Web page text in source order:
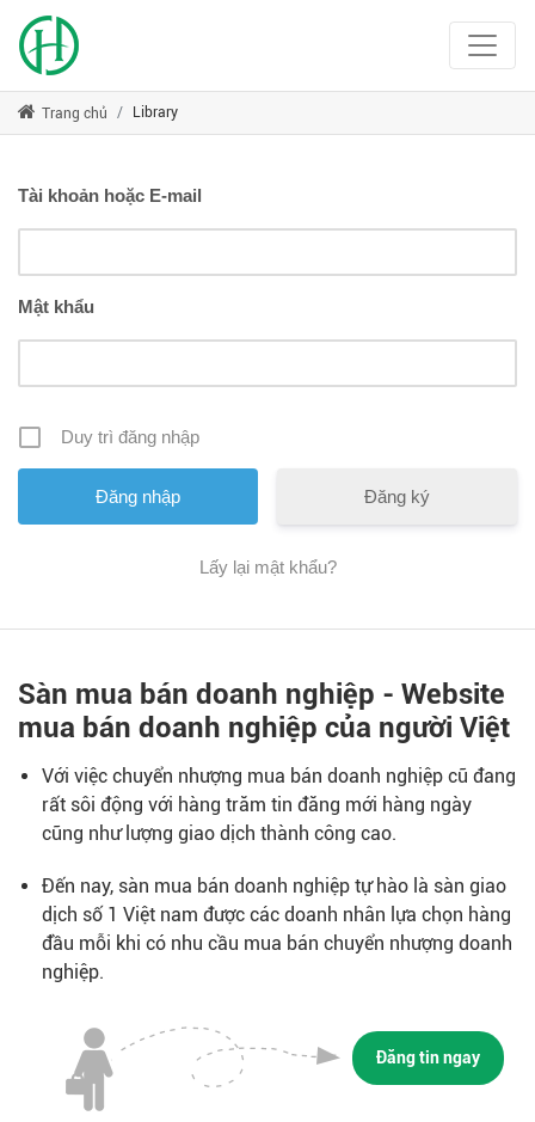
Trang chủ Library
Tài khoản hoặc E-mail
Mật khẩu
Duy trì đăng nhập
Đăng ký
Lấy lại mật khẩu?
Sàn mua bán doanh nghiệp - Website
mua bán doanh nghiệp của người Việt
Với việc chuyển nhượng mua bán doanh nghiệp cũ đang
rất sôi động với hàng trăm tin đăng mới hàng ngày
cũng như lượng giao dịch thành công cao.
Đến nay, sàn mua bán doanh nghiệp tự hào là sàn giao
dịch số 1 Việt nam được các doanh nhân lựa chọn hàng
đầu mỗi khi có nhu cầu mua bán chuyển nhượng doanh
nghiệp.
Đăng tin ngay